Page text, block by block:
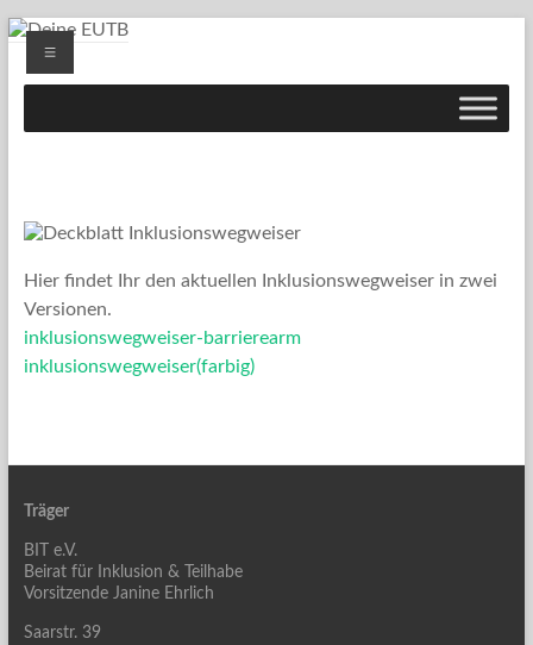
Zum
Inhalt
springen
Teilhabeberatung
Menü
Hier findet Ihr den aktuellen Inklusionswegweiser in zwei
Versionen.
inklusionswegweiser-barrierearm
inklusionswegweiser(farbig)
Träger
BIT e.V.
Beirat für Inklusion & Teilhabe
Vorsitzende Janine Ehrlich
Saarstr. 39